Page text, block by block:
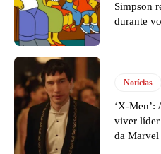
Simpson
durante
Notícias
‘X-Men’:
viver
da Marvel